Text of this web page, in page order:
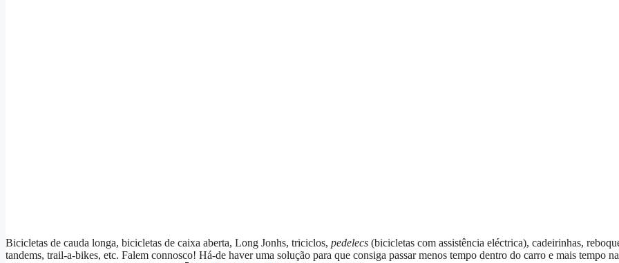
Bicicletas de cauda longa, bicicletas de caixa aberta, Long Jonhs, triciclos, pedelecs (bicicletas com assistência eléctrica), cadeirinhas,
tandems, trail-a-bikes, etc. Falem connosco! Há-de haver uma solução para que consiga passar menos tempo dentro do carro e mais tempo na